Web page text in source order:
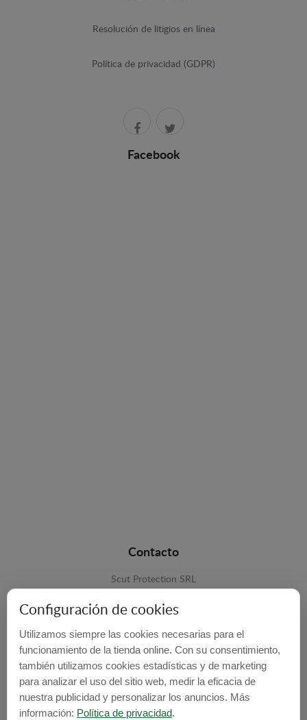
Resolución de litigios en línea
Política de privacidad (GDPR)
Facebook
Contacto
Scut Protection SRL
Harghita, Romania
E-mail: info@cubrecarter.com
Configuración de cookies
Utilizamos siempre las cookies necesarias para el
funcionamiento de la tienda online. Con su consentimiento,
también utilizamos cookies estadísticas y de marketing
para analizar el uso del sitio web, medir la eficacia de
nuestra publicidad y personalizar los anuncios. Más
información: Política de privacidad.